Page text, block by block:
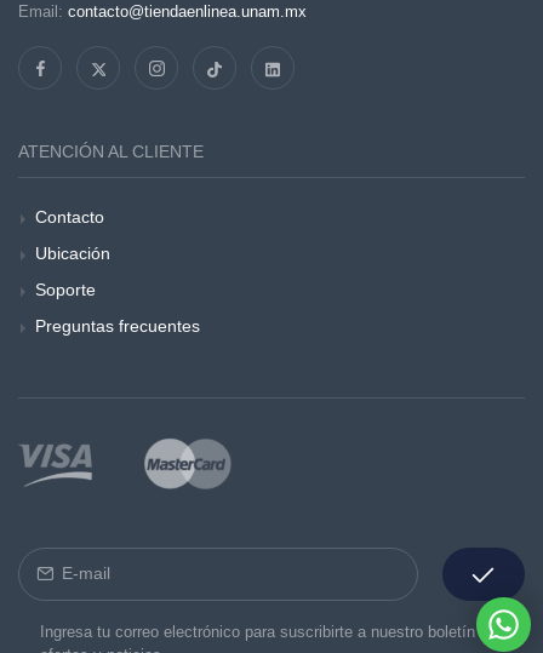
Email: contacto@tiendaenlinea.unam.mx
ATENCIÓN AL CLIENTE
Contacto
Ubicación
Soporte
Preguntas frecuentes
Ingresa tu correo electrónico para suscribirte a nuestro boletín de